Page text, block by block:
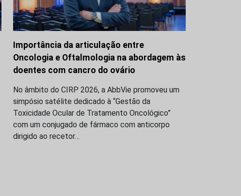
Importância da articulação entre
Oncologia e Oftalmologia na abordagem às
doentes com cancro do ovário
No âmbito do CIRP 2026, a AbbVie promoveu um
simpósio satélite dedicado à “Gestão da
Toxicidade Ocular de Tratamento Oncológico”
com um conjugado de fármaco com anticorpo
dirigido ao recetor…